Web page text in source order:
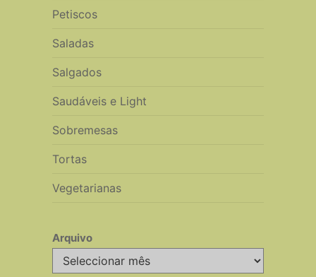
Petiscos
Saladas
Salgados
Saudáveis e Light
Sobremesas
Tortas
Vegetarianas
Arquivo
Arquivo